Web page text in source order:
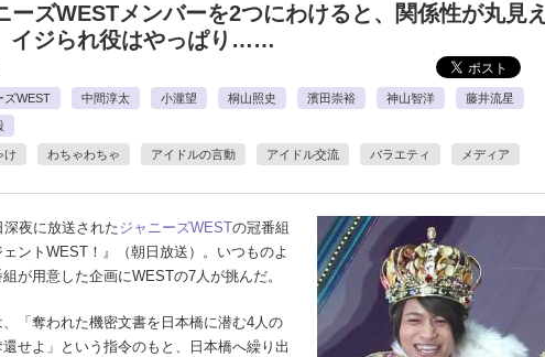
ーズWESTメンバーを2つにわけると、関係性が丸見え
ジられ役はやっぱり……
ズWEST 中間淳太 小瀧望 桐山照史 濱田崇裕 神山智洋 藤井流星
け わちゃわちゃ アイドルの言動 アイドル交流 バラエティ メディア
夜に放送されたジャニーズWESTの冠番組
ェントWEST！』（朝日放送）。いつものよ
組が用意した企画にWESTの7人が挑んだ。
「奪われた機密文書を日本橋に潜む4人の
せよ」という指令のもと、日本橋へ繰り出